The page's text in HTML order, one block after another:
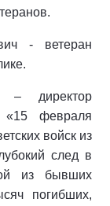
- ветеран
– директор
«15 февраля
войск из
след в
из бывших
погибших,